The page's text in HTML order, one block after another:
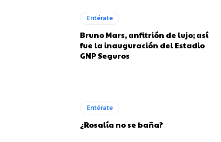
Entérate
Bruno Mars, anfitrión de lujo; así
fue la inauguración del Estadio
GNP Seguros
Entérate
¿Rosalía no se baña?